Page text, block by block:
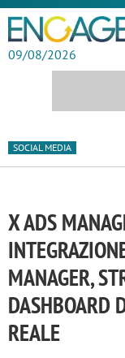
09/08/2026
SOCIAL MEDIA
X ADS
MANAGER,
DASHBOARD
REALE